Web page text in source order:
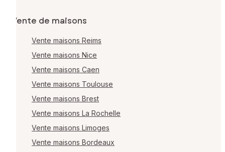
Vente de maisons
Vente maisons Reims
Vente maisons Nice
Vente maisons Caen
Vente maisons Toulouse
Vente maisons Brest
Vente maisons La Rochelle
Vente maisons Limoges
Vente maisons Bordeaux